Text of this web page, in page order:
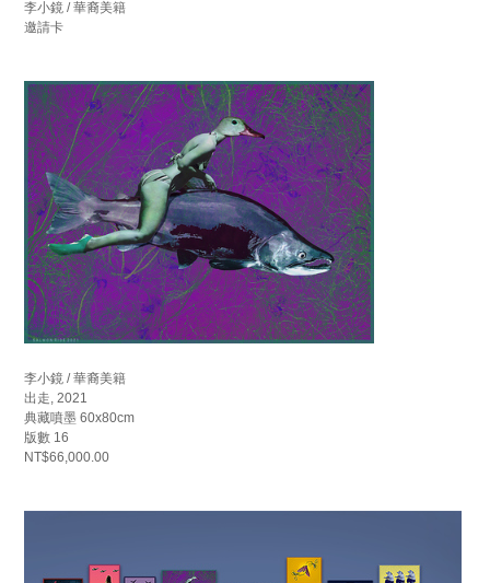
李小鏡 / 華裔美籍
邀請卡
李小鏡 / 華裔美籍
出走, 2021
典藏噴墨 60x80cm
版數 16
NT$66,000.00